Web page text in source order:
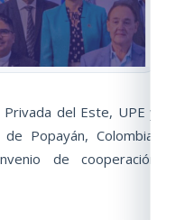
del Este, UPE y
Popayán, Colombia,
de cooperación